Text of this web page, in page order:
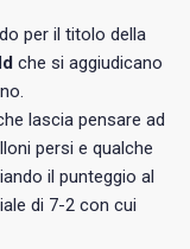
per il titolo della
che si aggiudicano
lascia pensare ad
persi e qualche
il punteggio al
di 7-2 con cui